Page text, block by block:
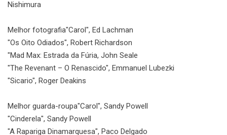
Nishimura
Melhor fotografia"Carol", Ed Lachman
"Os Oito Odiados", Robert Richardson
"Mad Max: Estrada da Fúria, John Seale
"The Revenant – O Renascido", Emmanuel Lubezki
"Sicario", Roger Deakins
Melhor guarda-roupa"Carol", Sandy Powell
"Cinderela", Sandy Powell
"A Rapariga Dinamarquesa", Paco Delgado